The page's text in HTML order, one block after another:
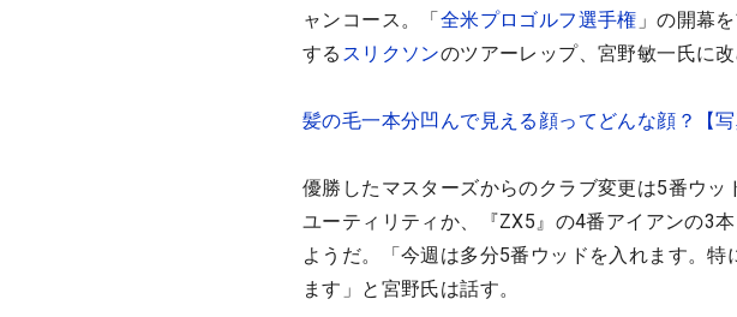
ャンコース。「 全米プロゴルフ選手権 」の開幕
する スリクソンのツアーレップ、宮野敏一氏に
髪の毛一本分凹んで見える顔ってどんな顔？【写
優勝したマスターズからのクラブ変更は5番ウッ
ユーティリティか、『ZX5』の4番アイアンの3
ようだ。「今週は多分5番ウッドを入れます。
ます」と宮野氏は話す。